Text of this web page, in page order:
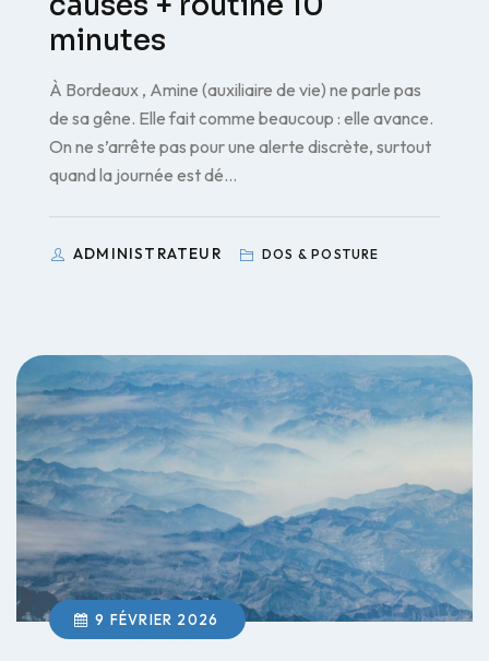
minutes
À Bordeaux , Amine (auxiliaire de vie) ne parle pas
de sa gêne. Elle fait comme beaucoup : elle avance.
On ne s’arrête pas pour une alerte discrète, surtout
quand la journée est dé…
ADMINISTRATEUR DOS & POSTURE
9 FÉVRIER 2026